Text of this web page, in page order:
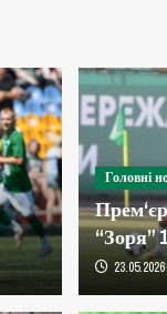
Головні
“Зоря”
23.05.2026